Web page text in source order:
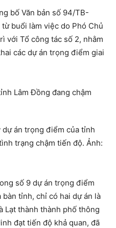
bố Văn bản số 94/TB-
buổi làm việc do Phó Chủ
với Tổ công tác số 2, nhằm
các dự án trọng điểm giai
án trọng điểm của tỉnh
trạng chậm tiến độ. Ảnh:
số 9 dự án trọng điểm
tỉnh, chỉ có hai dự án là
Lạt thành thành phố thông
đạt tiến độ khả quan, đã